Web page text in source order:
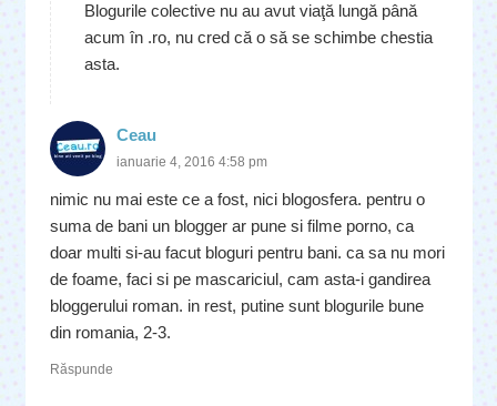
Blogurile colective nu au avut viaţă lungă până
acum în .ro, nu cred că o să se schimbe chestia
asta.
Ceau
ianuarie 4, 2016 4:58 pm
nimic nu mai este ce a fost, nici blogosfera. pentru o
suma de bani un blogger ar pune si filme porno, ca
doar multi si-au facut bloguri pentru bani. ca sa nu mori
de foame, faci si pe mascariciul, cam asta-i gandirea
bloggerului roman. in rest, putine sunt blogurile bune
din romania, 2-3.
Răspunde